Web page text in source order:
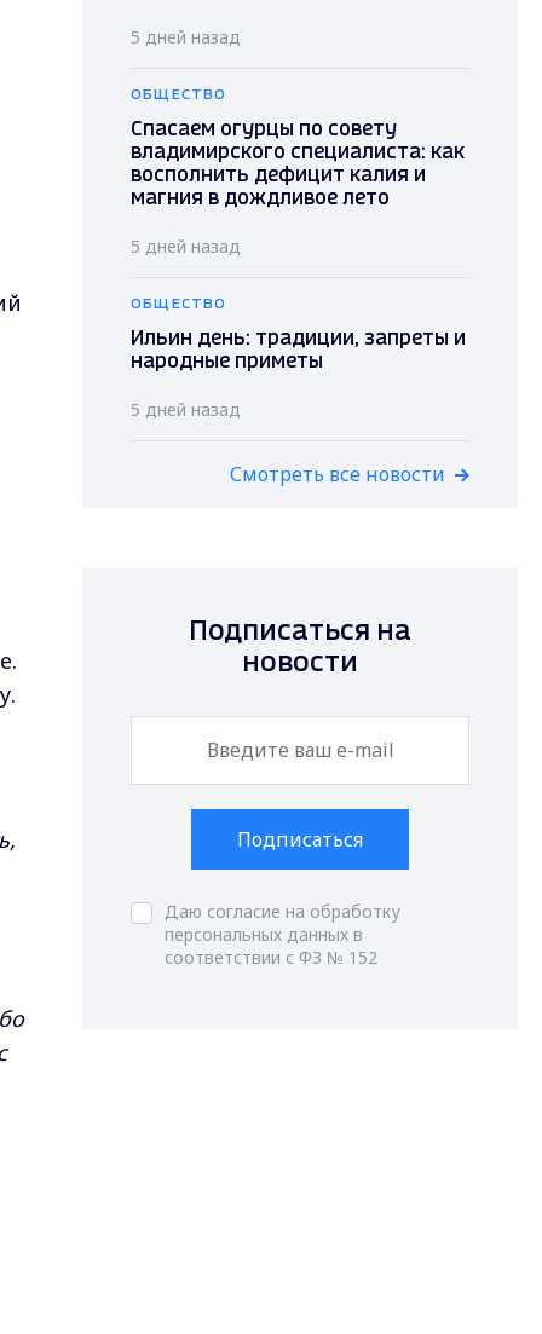
5 дней назад
ОБЩЕСТВО
Спасаем огурцы по совету
владимирского специалиста: как
восполнить дефицит калия и
магния в дождливое лето
5 дней назад
ОБЩЕСТВО
Ильин день: традиции, запреты и
народные приметы
5 дней назад
Смотреть все новости
Подписаться на
новости
Подписаться
Даю согласие на обработку
персональных данных в
соответствии с ФЗ № 152